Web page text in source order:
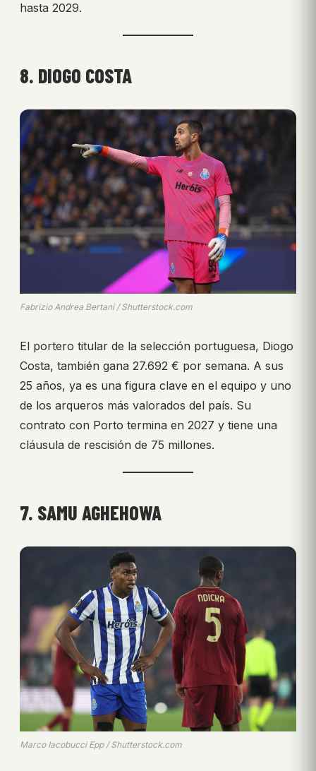
hasta 2029.
8. DIOGO COSTA
Fabrizio Andrea Bertani / Shutterstock.com
El portero titular de la selección portuguesa, Diogo
Costa, también gana 27.692 € por semana. A sus
25 años, ya es una figura clave en el equipo y uno
de los arqueros más valorados del país. Su
contrato con Porto termina en 2027 y tiene una
cláusula de rescisión de 75 millones.
7. SAMU AGHEHOWA
Marco Iacobucci Epp / Shutterstock.com